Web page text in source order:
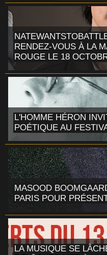
RENDEZ-VOUS À LA
ROUGE LE 18
L'HOMME HÉRON
POÉTIQUE AU
MASOOD
PARIS POUR
LA MUSIQUE SE